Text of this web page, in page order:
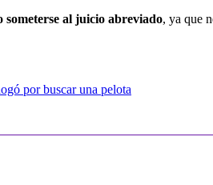
someterse al juicio abreviado, ya que
por buscar una pelota